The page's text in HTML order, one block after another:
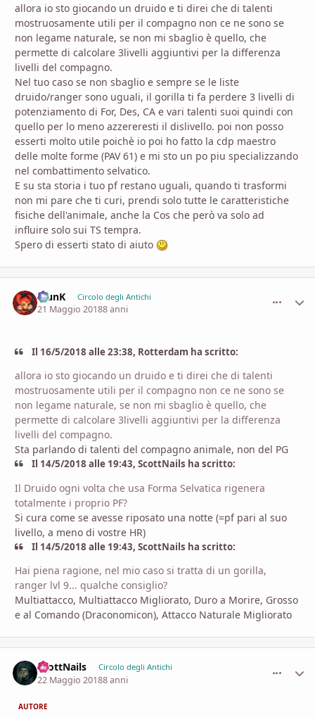
allora io sto giocando un druido e ti direi che di talenti
mostruosamente utili per il compagno non ce ne sono se
non legame naturale, se non mi sbaglio è quello, che
permette di calcolare 3livelli aggiuntivi per la differenza
livelli del compagno.
Nel tuo caso se non sbaglio e sempre se le liste
druido/ranger sono uguali, il gorilla ti fa perdere 3 livelli di
potenziamento di For, Des, CA e vari talenti suoi quindi con
quello per lo meno azzereresti il dislivello. poi non posso
esserti molto utile poichè io poi ho fatto la cdp maestro
delle molte forme (PAV 61) e mi sto un po piu specializzando
nel combattimento selvatico.
E su sta storia i tuo pf restano uguali, quando ti trasformi
non mi pare che ti curi, prendi solo tutte le caratteristiche
fisiche dell'animale, anche la Cos che però va solo ad
influire solo sui TS tempra.
Spero di esserti stato di aiuto
KlunK Circolo degli Antichi
21 Maggio 20188 anni
Il 16/5/2018 alle 23:38, Rotterdam ha scritto:
allora io sto giocando un druido e ti direi che di talenti
mostruosamente utili per il compagno non ce ne sono se
non legame naturale, se non mi sbaglio è quello, che
permette di calcolare 3livelli aggiuntivi per la differenza
livelli del compagno.
Sta parlando di talenti del compagno animale, non del PG
Il 14/5/2018 alle 19:43, ScottNails ha scritto:
Il Druido ogni volta che usa Forma Selvatica rigenera
totalmente i proprio PF?
Si cura come se avesse riposato una notte (=pf pari al suo
livello, a meno di vostre HR)
Il 14/5/2018 alle 19:43, ScottNails ha scritto:
Hai piena ragione, nel mio caso si tratta di un gorilla,
ranger lvl 9... qualche consiglio?
Multiattacco, Multiattacco Migliorato, Duro a Morire, Grosso
e al Comando (Draconomicon), Attacco Naturale Migliorato
ScottNails Circolo degli Antichi
22 Maggio 20188 anni
AUTORE